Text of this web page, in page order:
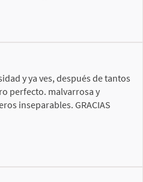
y ya ves, después de tantos
perfecto. malvarrosa y
inseparables. GRACIAS